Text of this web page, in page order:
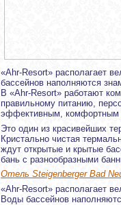
«Ahr-Resort» располагает
бассейнов наполняются
В «Ahr-Resort» работают
правильному питанию,
эффективным, комфортным
Это один из красивейших
Кристально чистая
ждут открытые и крытые
бань с разнообразными
Отель Steigenberger Bad
«Ahr-Resort» располагает
Воды бассейнов